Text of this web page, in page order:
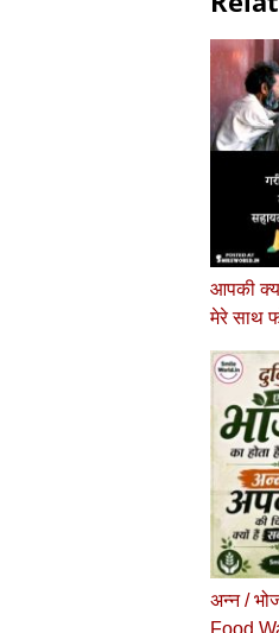
आपकी
मेरे साथ
अन्न /
Food